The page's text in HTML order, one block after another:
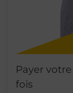
Payer
fois